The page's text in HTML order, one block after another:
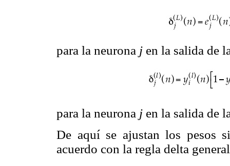
para la neurona j en la salida de
para la neurona j en la salida de
De aquí se ajustan los pesos
acuerdo con la regla delta